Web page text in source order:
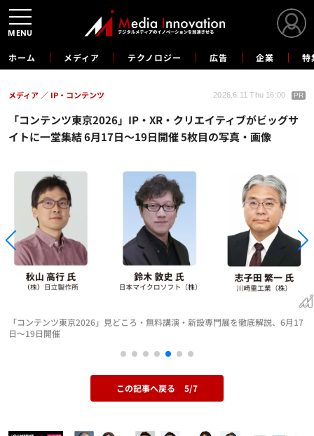
ホーム メディア テクノロジー 広告 企業 特
「コンテンツ東京2026」IP・XR・クリエイティブがビッグサ
イトに一堂集結 6月17日～19日開催 5枚目の写真・画像
メディア IP・コンテンツ 2026.6.11 Thu 16:00 PR
「コンテンツ東京2026」見どころ・無料講演・新設専門展を徹底解説、6月17
日～19日開催
この記事へ戻る 5/7
MENU